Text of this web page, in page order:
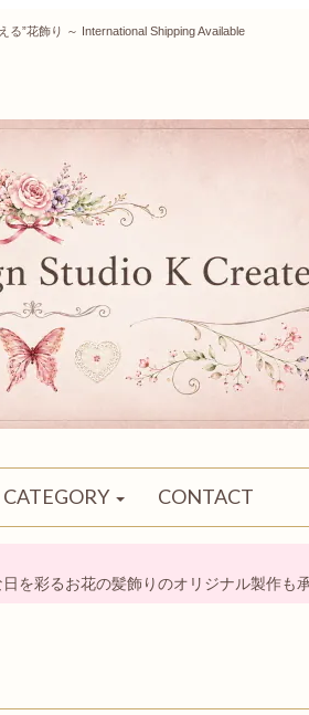
”花飾り ～ International Shipping Available
CATEGORY CONTACT
を彩るお花の髪飾りのオリジナル製作も承